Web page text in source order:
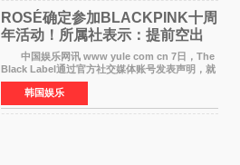
ROSÉ确定参加BLACKPINK十周
年活动！所属社表示：提前空出
了时间
中国娱乐网讯 www yule com cn 7日，The
Black Label通过官方社交媒体账号发表声明，就
近期网络上关于ROS&Eacute;个人行程及是否参
加BLACKPINK出道纪念活动的种种猜测作出正
式回应。 Th
韩国娱乐